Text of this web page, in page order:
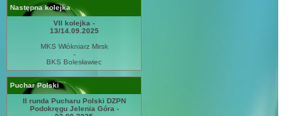
Następna kolejka
VII kolejka -
13/14.09.2025
MKS Włókniarz Mirsk
-
BKS Bolesławiec
Puchar Polski
II runda Pucharu Polski DZPN
Podokręgu Jelenia Góra -